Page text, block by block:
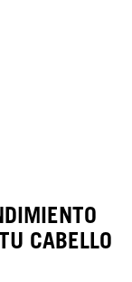
CABELLO